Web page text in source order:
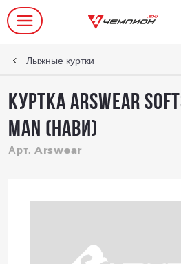
Лыжные куртки
Куртка Arswear
Man (Нави)
Арт. Arswear